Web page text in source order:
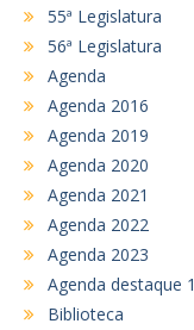
55ª Legislatura
56ª Legislatura
Agenda
Agenda 2016
Agenda 2019
Agenda 2020
Agenda 2021
Agenda 2022
Agenda 2023
Agenda destaque 1
Biblioteca